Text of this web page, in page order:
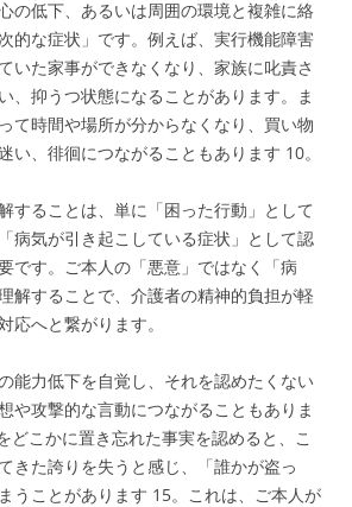
の低下、あるいは周囲の環境と複雑に絡
的な症状」です。例えば、実行機能障害
いた家事ができなくなり、家族に叱責さ
、抑うつ状態になることがあります。ま
て時間や場所が分からなくなり、買い物
い、徘徊につながることもあります 10。
することは、単に「困った行動」として
病気が引き起こしている症状」として認
です。ご本人の「悪意」ではなく「病
解することで、介護者の精神的負担が軽
応へと繋がります。
能力低下を自覚し、それを認めたくない
や攻撃的な言動につながることもありま
どこかに置き忘れた事実を認めると、こ
きた誇りを失うと感じ、「誰かが盗っ
うことがあります 15。これは、ご本人が